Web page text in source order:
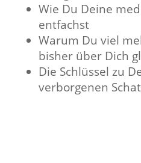
Wie Du Deine
entfachst
Warum Du viel
bisher über Dich
Die Schlüssel zu
verborgenen